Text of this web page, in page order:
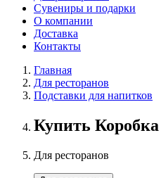
Сувениры и подарки
О компании
Доставка
Контакты
Главная
Для ресторанов
Подставки для напитков
Купить
Для ресторанов